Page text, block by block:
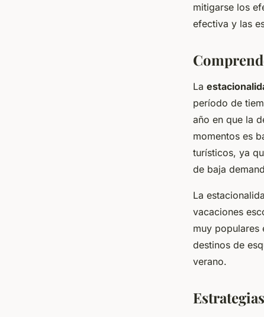
mitigarse los
efectiva y las
La
período de
año en que la
momentos es
turísticos, ya
de baja
La
vacaciones
muy populares
destinos de
verano.